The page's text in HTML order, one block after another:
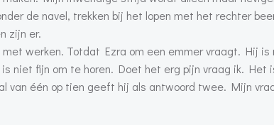
de navel, trekken bij het lopen met het rechter
zijn er.
werken. Totdat Ezra om een emmer vraagt. Hij is
niet fijn om te horen. Doet het erg pijn vraag ik. Het
van één op tien geeft hij als antwoord twee. Mijn